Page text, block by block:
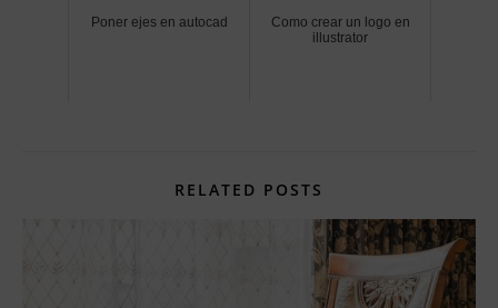
Poner ejes en autocad
Como crear un logo en
illustrator
RELATED POSTS